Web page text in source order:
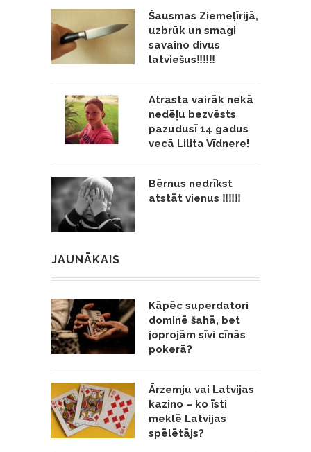
Šausmas Ziemeļīrijā,
uzbrūk un smagi
savaino divus
latviešus‼️‼️‼️
Atrasta vairāk nekā
nedēļu bezvēsts
pazudusī 14 gadus
vecā Lilita Vīdnere!
Bērnus nedrīkst
atstāt vienus ‼️‼️‼️
JAUNĀKAIS
Kāpēc superdatori
dominē šahā, bet
joprojām sīvi cīnās
pokerā?
Ārzemju vai Latvijas
kazino – ko īsti
meklē Latvijas
spēlētājs?